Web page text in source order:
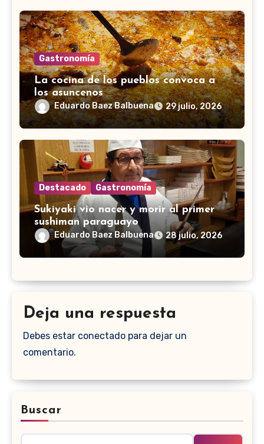
Gastronomía
La cocina de los pueblos convoca a
los asuncenos
Eduardo Baez Balbuena 29 julio, 2026
Destacado Gastronomía
Sukiyaki vio nacer y morir al primer
sushiman paraguayo
Eduardo Baez Balbuena 28 julio, 2026
Deja una respuesta
Debes estar conectado para dejar un
comentario.
Buscar